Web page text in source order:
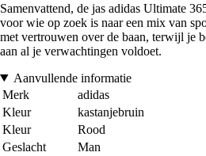
Samenvattend, de jas adidas Ultimate
voor wie op zoek is naar een mix van
met vertrouwen over de baan, terwijl je
aan al je verwachtingen voldoet.
Aanvullende informatie
Merk
adidas
Kleur
kastanjebruin
Kleur
Rood
Geslacht
Man